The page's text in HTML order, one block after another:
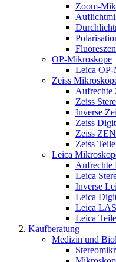
Zoom-
OP-Mikroskope
Leica
Zeiss
Aufrechte
Zeiss
Inverse
Zeiss
Zeiss ZEN
Zeiss
Leica
Aufrechte
Leica
Inverse
Leica
Leica
Leica
Kaufberatung
Medizin und